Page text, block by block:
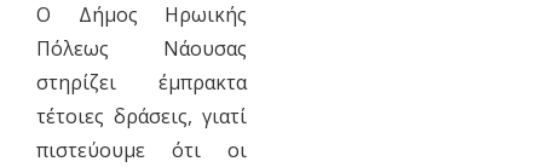
Ο Δήμος Ηρωικής
Πόλεως Νάουσας
στηρίζει έμπρακτα
τέτοιες δράσεις, γιατί
πιστεύουμε ότι οι